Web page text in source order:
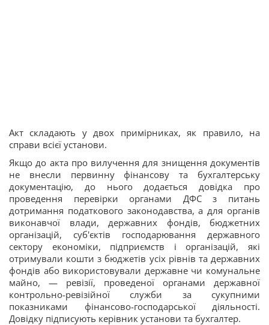
Акт складають у двох примірниках, як правило, на
справи всієї установи.
Якщо до акта про вилучення для знищення документів
не внесли первинну фінансову та бухгалтерську
документацію, до нього додається довідка про
проведення перевірки органами ДФС з питань
дотримання податкового законодавства, а для органів
виконавчої влади, державних фондів, бюджетних
організацій, суб'єктів господарювання державного
сектору економіки, підприємств і організацій, які
отримували кошти з бюджетів усіх рівнів та державних
фондів або використовували державне чи комунальне
майно, — ревізії, проведеної органами державної
контрольно-ревізійної служби за сукупними
показниками фінансово-господарської діяльності.
Довідку підписують керівник установи та бухгалтер.